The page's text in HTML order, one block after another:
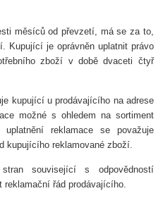
měsíců od převzetí, má se za to,
Kupující je oprávněn uplatnit právo
zboží v době dvaceti čtyř
kupující u prodávajícího na adrese
možné s ohledem na sortiment
reklamace se považuje
kupujícího reklamované zboží.
související s odpovědností
řád prodávajícího.